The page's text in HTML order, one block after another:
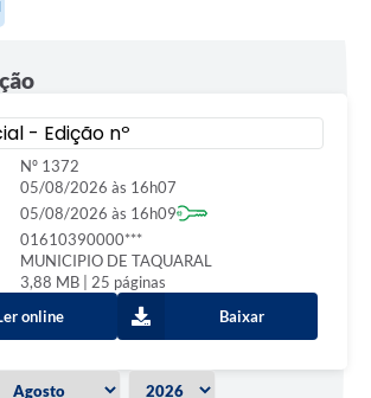
Nº 1372
05/08/2026 às 16h07
05/08/2026 às 16h09
01610390000***
MUNICIPIO DE TAQUARAL
3,88 MB | 25 páginas
online
Baixar